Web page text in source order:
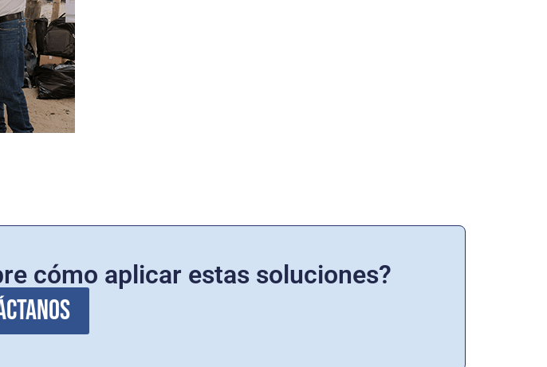
cómo aplicar estas soluciones?